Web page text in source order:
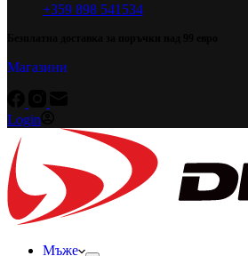
+359 898 541534
Магазини
Login
Мъже